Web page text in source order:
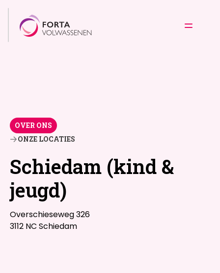
OVER ONS
ONZE LOCATIES
Schiedam (kind &
jeugd)
Overschieseweg 326
3112 NC Schiedam